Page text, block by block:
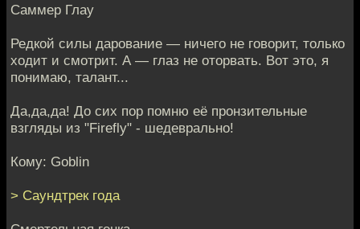
Саммер Глау
Редкой силы дарование — ничего не говорит, только
ходит и смотрит. А — глаз не оторвать. Вот это, я
понимаю, талант...
Да,да,да! До сих пор помню её пронзительные
взгляды из "Firefly" - шедеврально!
Кому: Goblin
> Саундтрек года